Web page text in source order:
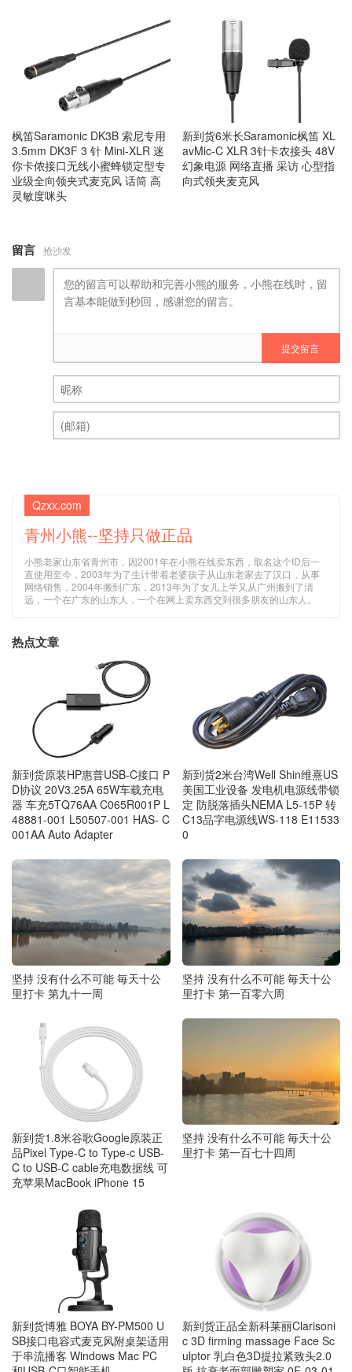
枫笛Saramonic DK3B 索尼专用
3.5mm DK3F 3 针 Mini-XLR 迷
你卡侬接口无线小蜜蜂锁定型专
业级全向领夹式麦克风 话筒 高
灵敏度咪头
新到货6米长Saramonic枫笛 XL
avMic-C XLR 3针卡农接头 48V
幻象电源 网络直播 采访 心型指
向式领夹麦克风
留言 抢沙发
提交留言
昵称 (必填)
Qzxx.com
青州小熊--坚持只做正品
小熊老家山东省青州市，因2001年在小熊在线卖东西，取名这个ID后一
直使用至今，2003年为了生计带着老婆孩子从山东老家去了汉口，从事
网络销售，2004年搬到广东，2013年为了女儿上学又从广州搬到了清
远，一个在广东的山东人，一个在网上卖东西交到很多朋友的山东人。
热点文章
新到货原装HP惠普USB-C接口 P
D协议 20V3.25A 65W车载充电
器 车充5TQ76AA C065R001P L
48881-001 L50507-001 HAS- C
001AA Auto Adapter
新到货2米台湾Well Shin维熹US
美国工业设备 发电机电源线带锁
定 防脱落插头NEMA L5-15P 转
C13品字电源线WS-118 E11533
0
坚持 没有什么不可能 毎天十公
里打卡 第九十一周
坚持 没有什么不可能 毎天十公
里打卡 第一百零六周
新到货1.8米谷歌Google原装正
品Pixel Type-C to Type-c USB-
C to USB-C cable充电数据线 可
充苹果MacBook iPhone 15
坚持 没有什么不可能 毎天十公
里打卡 第一百七十四周
新到货博雅 BOYA BY-PM500 U
SB接口电容式麦克风附桌架适用
于串流播客 Windows Mac PC
新到货正品全新科莱丽Clarisoni
c 3D firming massage Face Sc
ulptor 乳白色3D提拉紧致头2.0